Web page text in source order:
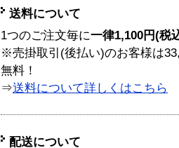
送料について
1つのご注文毎に一律1,100円(税
※売掛取引(後払い)のお客様は
無料！
⇒送料について詳しくはこちら
配送について